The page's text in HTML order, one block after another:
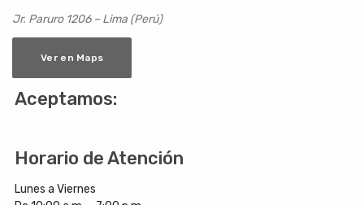
Jr. Paruro 1206 – Lima (Perú)
Ver en Maps
Aceptamos:
Horario de Atención
Lunes a Viernes